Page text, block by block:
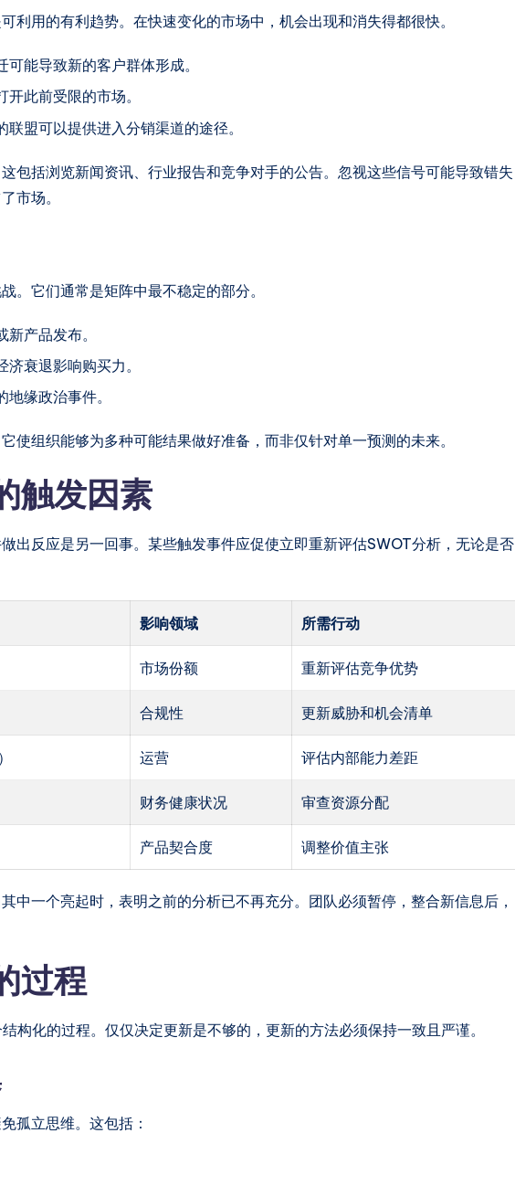
利用的有利趋势。在快速变化的市场中，机会出现和消失得都很快。
可能导致新的客户群体形成。
开此前受限的市场。
联盟可以提供进入分销渠道的途径。
包括浏览新闻资讯、行业报告和竞争对手的公告。忽视这些信号可能导致错失
市场。
。它们通常是矩阵中最不稳定的部分。
新产品发布。
济衰退影响购买力。
地缘政治事件。
使组织能够为多种可能结果做好准备，而非仅针对单一预测的未来。
触发因素
出反应是另一回事。某些触发事件应促使立即重新评估SWOT分析，无论是否
影响领域 所需行动
市场份额 重新评估竞争优势
合规性 更新威胁和机会清单
运营 评估内部能力差距
财务健康状况 审查资源分配
产品契合度 调整价值主张
中一个亮起时，表明之前的分析已不再充分。团队必须暂停，整合新信息后，
过程
构化的过程。仅仅决定更新是不够的，更新的方法必须保持一致且严谨。
孤立思维。这包括：